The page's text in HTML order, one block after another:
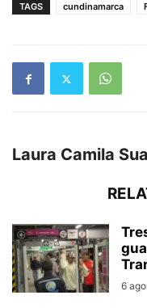
TAGS cundinamarca
Laura Camila
6